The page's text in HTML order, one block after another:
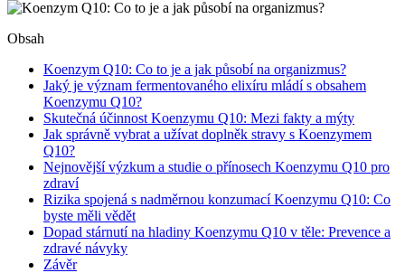
Obsah
Koenzym Q10: Co to je a jak působí na organizmus?
Jaký je význam fermentovaného elixíru mládí s obsahem
Koenzymu Q10?
Skutečná účinnost Koenzymu Q10: Mezi fakty a mýty
Jak správně vybrat a užívat doplněk stravy s Koenzymem
Q10?
Nejnovější výzkum a studie o přínosech Koenzymu Q10 pro
zdraví
Rizika spojená s nadměrnou konzumací Koenzymu Q10: Co
byste měli vědět
Dopad stárnutí na hladiny Koenzymu Q10 v těle: Prevence a
zdravé návyky
Závěr